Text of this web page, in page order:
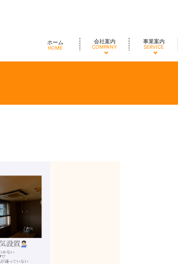
ホーム
HOME
会社案内
COMPANY
事業案内
SERVICE